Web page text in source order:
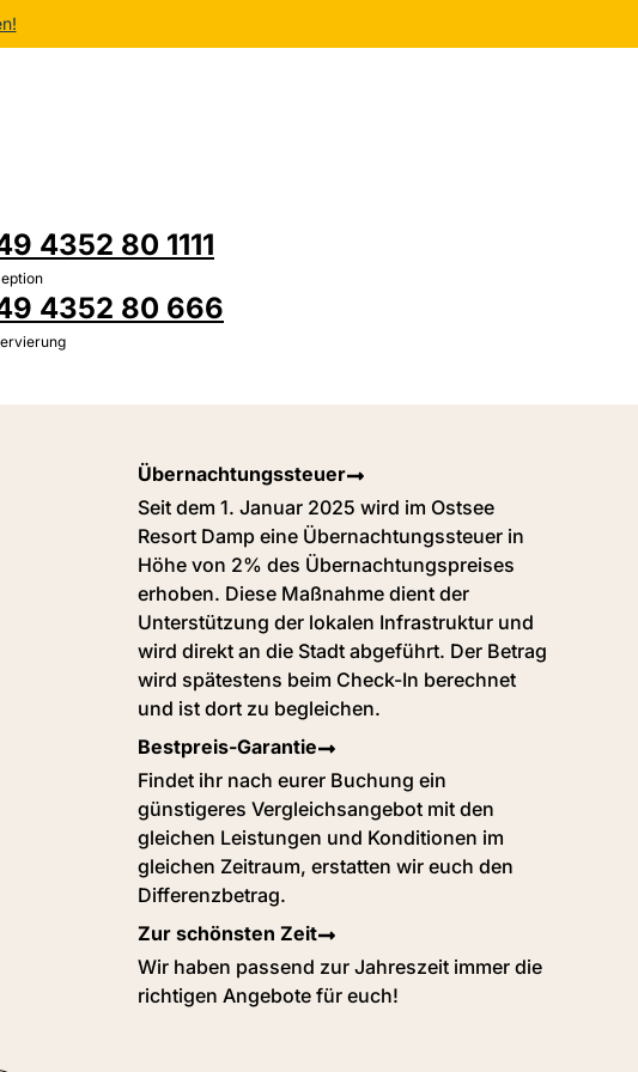
4352 80 1111
4352 80 666
Übernachtungssteuer
Seit dem 1. Januar 2025 wird im Ostsee
Resort Damp eine Übernachtungssteuer in
Höhe von 2% des Übernachtungspreises
erhoben. Diese Maßnahme dient der
Unterstützung der lokalen Infrastruktur und
wird direkt an die Stadt abgeführt. Der Betrag
wird spätestens beim Check-In berechnet
und ist dort zu begleichen.
Bestpreis-Garantie
Findet ihr nach eurer Buchung ein
günstigeres Vergleichsangebot mit den
gleichen Leistungen und Konditionen im
gleichen Zeitraum, erstatten wir euch den
Differenzbetrag.
Zur schönsten Zeit
Wir haben passend zur Jahreszeit immer die
richtigen Angebote für euch!